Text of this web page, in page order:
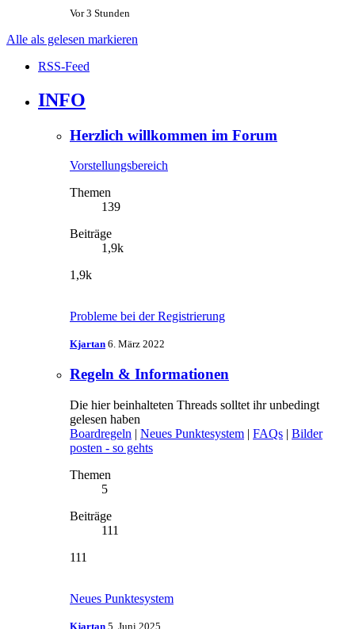
Vor 3 Stunden
Alle als gelesen markieren
RSS-Feed
INFO
Herzlich willkommen im Forum
Vorstellungsbereich
Themen
139
Beiträge
1,9k
1,9k
Probleme bei der Registrierung
Kjartan 6. März 2022
Regeln & Informationen
Die hier beinhalteten Threads solltet ihr unbedingt
gelesen haben
Boardregeln | Neues Punktesystem | FAQs | Bilder
posten - so gehts
Themen
5
Beiträge
111
111
Neues Punktesystem
Kjartan 5. Juni 2025